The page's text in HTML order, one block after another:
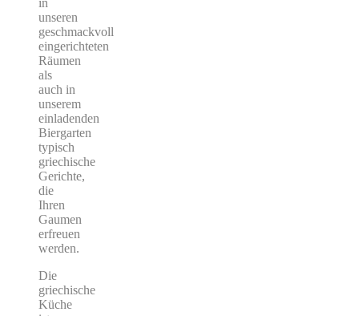
unseren
geschmackvoll
eingerichteten
Räumen
als
auch in
unserem
einladenden
Biergarten
typisch
griechische
Gerichte,
die
Ihren
Gaumen
erfreuen
werden.
Die
griechische
Küche